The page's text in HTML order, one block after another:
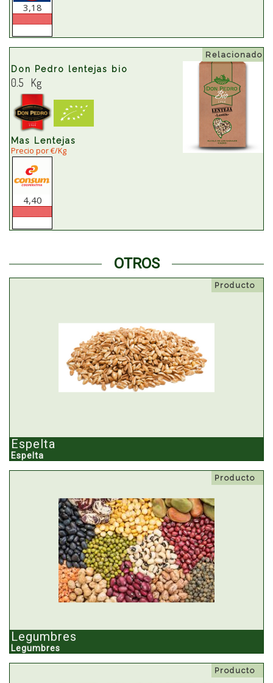
3,18
Relacionado
Don Pedro lentejas bio
0.5 Kg
Mas Lentejas
Precio por €/Kg
4,40
OTROS
Producto
Espelta
Espelta
Producto
Legumbres
Legumbres
Producto